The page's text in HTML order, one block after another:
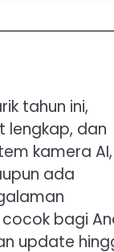
tahun ini,
lengkap, dan
kamera AI,
ada
cocok bagi
update